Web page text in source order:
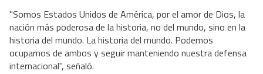
"Somos Estados Unidos de América, por el amor de Dios, la
nación más poderosa de la historia, no del mundo, sino en la
historia del mundo. La historia del mundo. Podemos
ocuparnos de ambos y seguir manteniendo nuestra defensa
internacional", señaló.